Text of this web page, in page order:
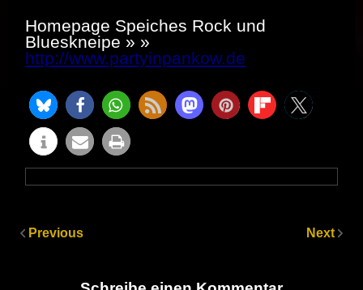
Homepage Speiches Rock und
Blueskneipe » »
http://www.partyinpankow.de
Previous Next